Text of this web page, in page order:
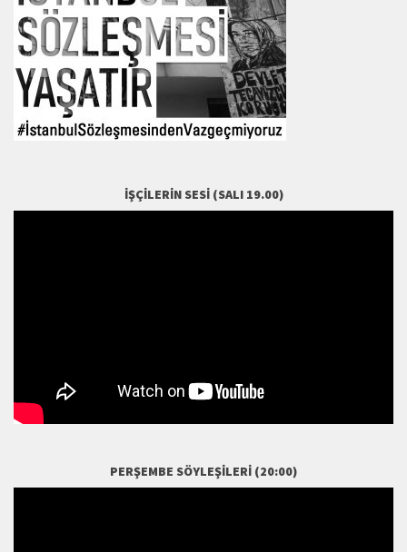
İŞÇILERIN SESI (SALI 19.00)
PERŞEMBE SÖYLEŞILERI (20:00)